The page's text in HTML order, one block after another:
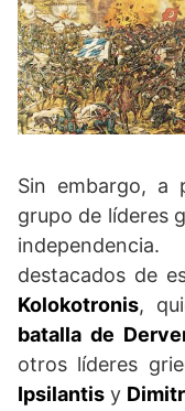
Sin embargo, a
grupo de líderes
destacados de
Kolokotronis,
batalla de
otros líderes
Ipsilantis y